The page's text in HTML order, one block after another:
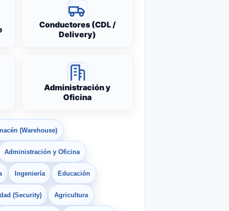
Conductores (CDL /
Delivery)
Administración y
Oficina
(Warehouse)
Administración y Oficina
Ingeniería Educación
(Security) Agricultura